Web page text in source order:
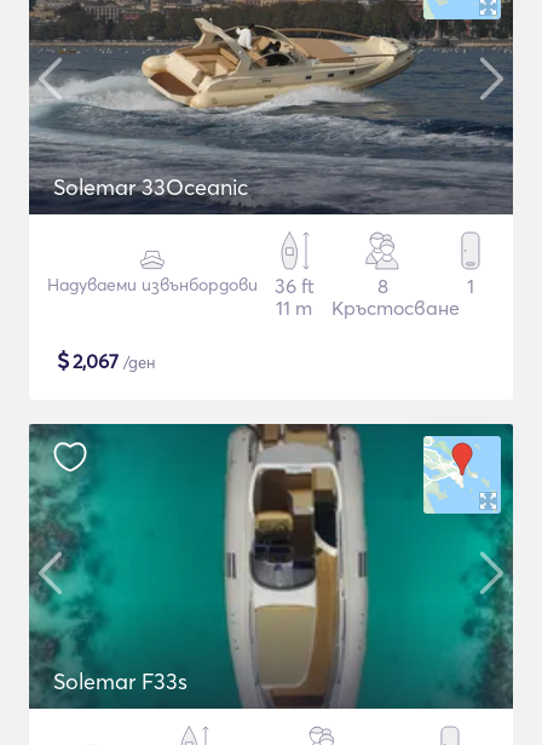
Solemar 33Oceanic
Надуваеми извънбордови
36 ft
11 m
8
Кръстосване
1
$2,067 /ден
Solemar F33s